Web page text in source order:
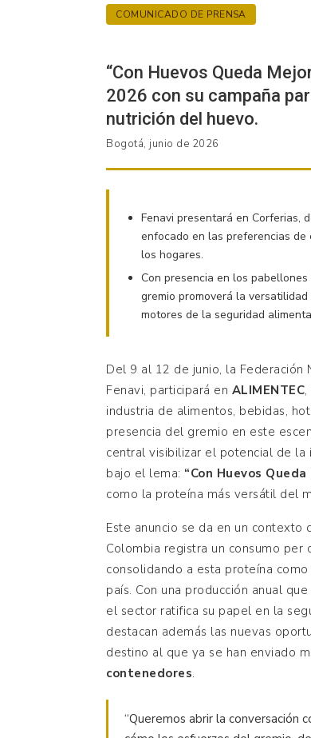
AVICULTORES
COLOMBIA
COMUNICADO DE PRENSA
“Con Huevos Queda
2026 con su campaña
nutrición del huevo.
Bogotá, junio de 2026
Fenavi presentará en Corferias,
enfocado en las preferencias de
los hogares.
Con presencia en los pabellones
gremio promoverá la
motores de la seguridad
Del 9 al 12 de junio, la Federación
Fenavi, participará en ALIMENTEC
industria de alimentos, bebidas,
presencia del gremio en este
central visibilizar el potencial de la
bajo el lema: “Con Huevos Queda
como la proteína más versátil del
Este anuncio se da en un
Colombia registra un consumo per
consolidando a esta proteína
país. Con una producción anual
el sector ratifica su papel en la
destacan además las nuevas
destino al que ya se han enviado
contenedores.
“Queremos abrir la conversación